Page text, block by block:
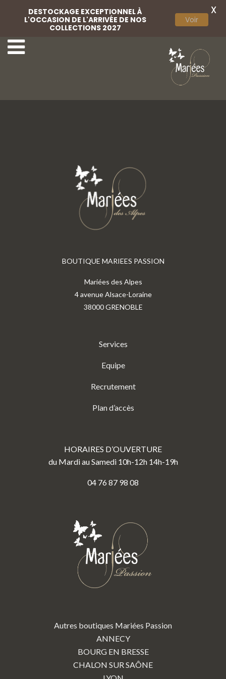
1 Adriana Alier 3 Adriana Alier
BOUTIQUE MARIEES PASSION
Mariées des Alpes
4 avenue Alsace-Loraine
38000 GRENOBLE
Services
Equipe
Recrutement
Plan d’accès
HORAIRES D’OUVERTURE
du Mardi au Samedi 10h-12h 14h-19h
04 76 87 98 08
Autres boutiques Mariées Passion
ANNECY
BOURG EN BRESSE
CHALON SUR SAÔNE
DESTOCKAGE EXCEPTIONNEL À
L'OCCASION DE L'ARRIVÉE DE NOS
COLLECTIONS 2027
Voir
X